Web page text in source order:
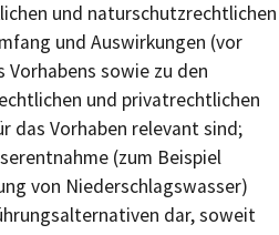
und naturschutzrechtlichen
und Auswirkungen (vor
sowie zu den
und privatrechtlichen
das Vorhaben relevant sind;
(zum Beispiel
von Niederschlagswasser)
dar, soweit